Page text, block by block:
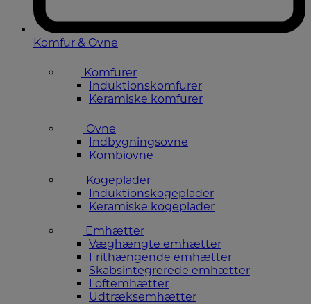
Komfur & Ovne
Komfurer
Induktionskomfurer
Keramiske komfurer
Ovne
Indbygningsovne
Kombiovne
Kogeplader
Induktionskogeplader
Keramiske kogeplader
Emhætter
Væghængte emhætter
Frithængende emhætter
Skabsintegrerede emhætter
Loftemhætter
Udtræksemhætter